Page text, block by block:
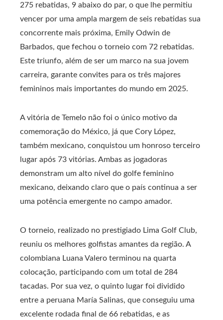
275 rebatidas, 9 abaixo do par, o que lhe permitiu
vencer por uma ampla margem de seis rebatidas sua
concorrente mais próxima, Emily Odwin de
Barbados, que fechou o torneio com 72 rebatidas.
Este triunfo, além de ser um marco na sua jovem
carreira, garante convites para os três majores
femininos mais importantes do mundo em 2025.
A vitória de Temelo não foi o único motivo da
comemoração do México, já que Cory López,
também mexicano, conquistou um honroso terceiro
lugar após 73 vitórias. Ambas as jogadoras
demonstram um alto nível do golfe feminino
mexicano, deixando claro que o país continua a ser
uma potência emergente no campo amador.
O torneio, realizado no prestigiado Lima Golf Club,
reuniu os melhores golfistas amantes da região. A
colombiana Luana Valero terminou na quarta
colocação, participando com um total de 284
tacadas. Por sua vez, o quinto lugar foi dividido
entre a peruana María Salinas, que conseguiu uma
excelente rodada final de 66 rebatidas, e as